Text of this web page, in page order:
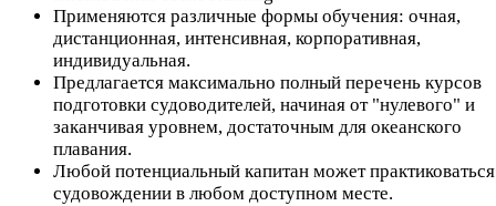
Применяются различные формы обучения: очная,
дистанционная, интенсивная, корпоративная,
индивидуальная.
Предлагается максимально полный перечень курсов
подготовки судоводителей, начиная от "нулевого" и
заканчивая уровнем, достаточным для океанского
плавания.
Любой потенциальный капитан может
судовождении в любом доступном месте.